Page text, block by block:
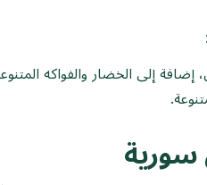
إضافة إلى الخضار والفواكه
سورية